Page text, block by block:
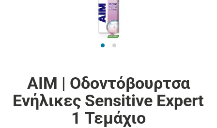
AIM | Οδοντόβουρτσα
Ενήλικες Sensitive Expert
1 Τεμάχιο